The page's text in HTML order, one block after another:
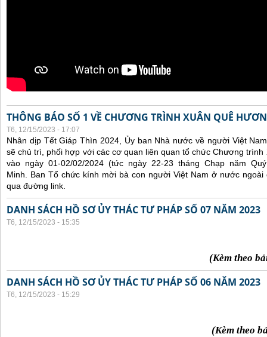
THÔNG BÁO SỐ 1 VỀ CHƯƠNG TRÌNH XUÂN QUÊ
T6, 12/15/2023 - 17:07
Nhân dịp Tết Giáp Thìn 2024, Ủy ban Nhà nước về người Việt
sẽ chủ trì, phối hợp với các cơ quan liên quan tổ chức Chương
vào ngày 01-02/02/2024 (tức ngày 22-23 tháng Chạp năm
Minh. Ban Tổ chức kính mời bà con người Việt Nam ở nước
qua đường link.
DANH SÁCH HỒ SƠ ỦY THÁC TƯ PHÁP SỐ 07 NĂM 2023
T6, 12/15/2023 - 15:35
(Kèm theo
DANH SÁCH HỒ SƠ ỦY THÁC TƯ PHÁP SỐ 06 NĂM 2023
T6, 12/15/2023 - 15:29
(Kèm theo